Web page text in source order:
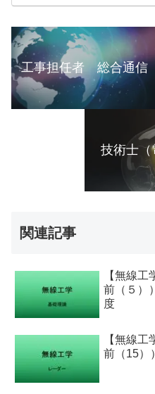
工事担任者 総合通信
技術士（
関連記事
【無線
前（５）
度
【無線
前（15）